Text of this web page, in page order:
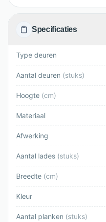
Specificaties
Type deuren
Aantal deuren (stuks)
Hoogte (cm)
Materiaal
Afwerking
Aantal lades (stuks)
Breedte (cm)
Kleur
Aantal planken (stuks)